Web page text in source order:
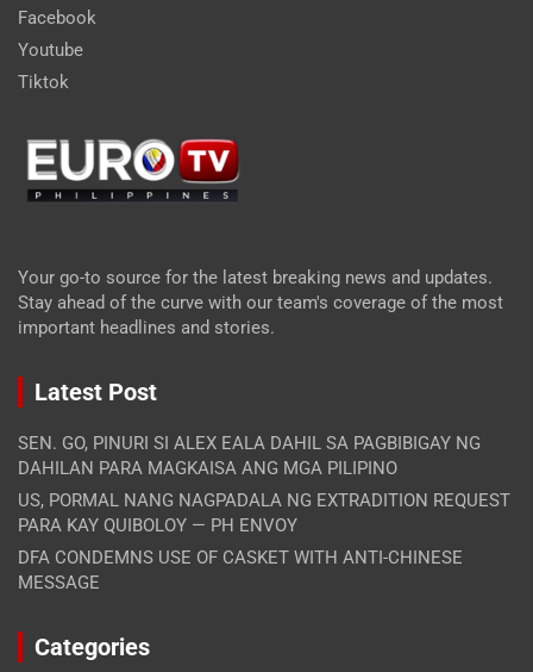
Facebook
Youtube
Tiktok
Your go-to source for the latest breaking news and updates.
Stay ahead of the curve with our team's coverage of the most
important headlines and stories.
Latest Post
SEN. GO, PINURI SI ALEX EALA DAHIL SA PAGBIBIGAY NG
DAHILAN PARA MAGKAISA ANG MGA PILIPINO
US, PORMAL NANG NAGPADALA NG EXTRADITION REQUEST
PARA KAY QUIBOLOY — PH ENVOY
DFA CONDEMNS USE OF CASKET WITH ANTI-CHINESE
MESSAGE
Categories